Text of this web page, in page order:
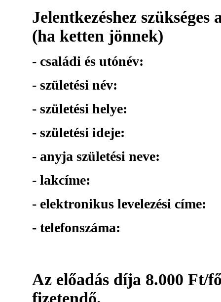
Jelentkezéshez
(ha ketten jönnek)
- családi és utónév:
- születési név:
- születési helye:
- születési ideje:
- anyja születési neve:
- lakcíme:
- elektronikus levelezési címe:
- telefonszáma:
Az előadás díja 8.000 Ft/
fizetendő.